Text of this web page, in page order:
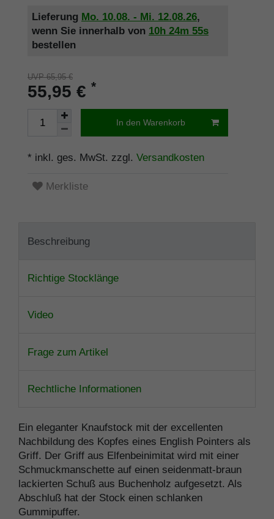
Lieferung Mo. 10.08. - Mi. 12.08.26,
wenn Sie innerhalb von 10h 24m 55s
bestellen
UVP 65,95 €
55,95 € *
In den Warenkorb
* inkl. ges. MwSt. zzgl. Versandkosten
Merkliste
Beschreibung
Richtige Stocklänge
Video
Frage zum Artikel
Rechtliche Informationen
Ein eleganter Knaufstock mit der excellenten
Nachbildung des Kopfes eines English Pointers als
Griff. Der Griff aus Elfenbeinimitat wird mit einer
Schmuckmanschette auf einen seidenmatt-braun
lackierten Schuß aus Buchenholz aufgesetzt. Als
Abschluß hat der Stock einen schlanken
Gummipuffer.